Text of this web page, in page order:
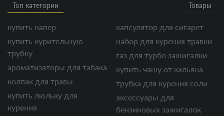
Топ категории Товары
купить напер
купить курительную
трубку
ароматизаторы для табака
колпак для травы
купить люльку для
курения
капсулятор для сигарет
набор для курения травки
газ для турбо зажигалки
купить чашу от кальяна
трубка для курения соли
аксессуары для
бензиновых зажигалок